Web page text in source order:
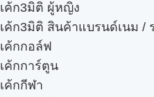
เค้ก3มิติ ผู้หญิง
เค้ก3มิติ สินค้าแบรนด์เนม /
เค้กกอล์ฟ
เค้กการ์ตูน
เค้กกีฬา